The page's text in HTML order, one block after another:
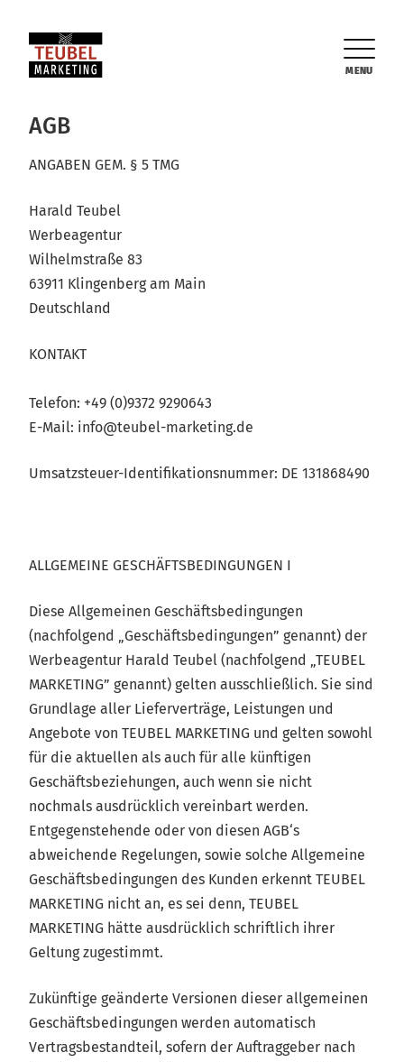
MENU
AGB
ANGABEN GEM. § 5 TMG
Harald Teubel
Werbeagentur
Wilhelmstraße 83
63911 Klingenberg am Main
Deutschland
KONTAKT
Telefon: +49 (0)9372 9290643
E-Mail: info@teubel-marketing.de
Umsatzsteuer-Identifikationsnummer: DE 131868490
ALLGEMEINE GESCHÄFTSBEDINGUNGEN I
Diese Allgemeinen Geschäftsbedingungen
(nachfolgend „Geschäftsbedingungen” genannt) der
Werbeagentur Harald Teubel (nachfolgend „TEUBEL
MARKETING” genannt) gelten ausschließlich. Sie sind
Grundlage aller Lieferverträge, Leistungen und
Angebote von TEUBEL MARKETING und gelten sowohl
für die aktuellen als auch für alle künftigen
Geschäftsbeziehungen, auch wenn sie nicht
nochmals ausdrücklich vereinbart werden.
Entgegenstehende oder von diesen AGB‘s
abweichende Regelungen, sowie solche Allgemeine
Geschäftsbedingungen des Kunden erkennt TEUBEL
MARKETING nicht an, es sei denn, TEUBEL
MARKETING hätte ausdrücklich schriftlich ihrer
Geltung zugestimmt.
Zukünftige geänderte Versionen dieser allgemeinen
Geschäftsbedingungen werden automatisch
Vertragsbestandteil, sofern der Auftraggeber nach